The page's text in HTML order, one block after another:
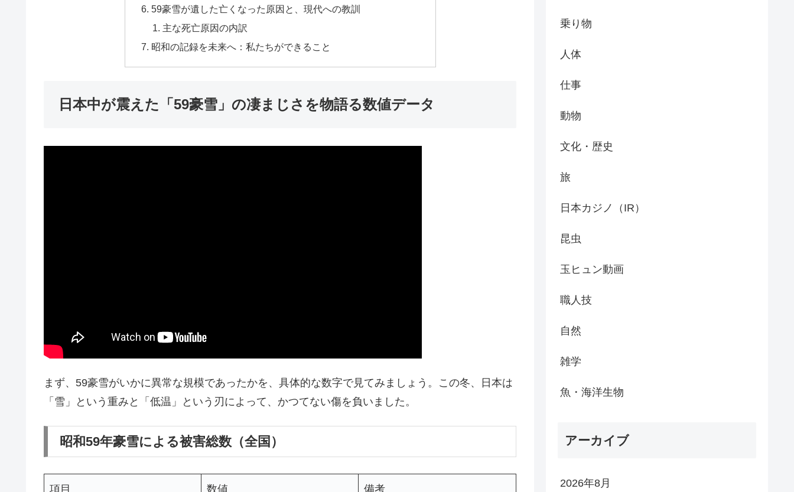
59豪雪が遺した亡くなった原因と、現代への教訓
主な死亡原因の内訳
昭和の記録を未来へ：私たちができること
日本中が震えた「59豪雪」の凄まじさを物語る数値データ
まず、59豪雪がいかに異常な規模であったかを、具体的な数字で見てみましょう。この冬、日本は
「雪」という重みと「低温」という刃によって、かつてない傷を負いました。
昭和59年豪雪による被害総数（全国）
項目 数値 備考
乗り物
人体
仕事
動物
文化・歴史
旅
日本カジノ（IR）
昆虫
玉ヒュン動画
職人技
自然
雑学
魚・海洋生物
アーカイブ
2026年8月